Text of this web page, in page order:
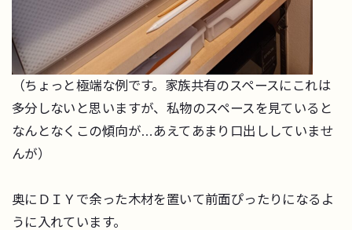
（ちょっと極端な例です。家族共有のスペースにこれは
多分しないと思いますが、私物のスペースを見ていると
なんとなくこの傾向が…あえてあまり口出ししていませ
んが）
奥にＤＩＹで余った木材を置いて前面ぴったりになるよ
うに入れています。